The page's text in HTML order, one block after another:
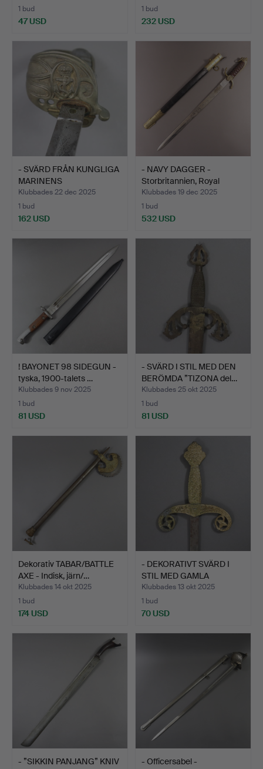
1 bud
47 USD
1 bud
232 USD
- SVÄRD FRÅN KUNGLIGA
MARINENS
BEFÄLHAVARE…
Klubbades 22 dec 2025
1 bud
162 USD
- NAVY DAGGER -
Storbritannien, Royal
Navy…
Klubbades 19 dec 2025
1 bud
532 USD
! BAYONET 98 SIDEGUN -
tyska, 1900-talets …
Klubbades 9 nov 2025
1 bud
81 USD
- SVÄRD I STIL MED DEN
BERÖMDA ”TIZONA del…
Klubbades 25 okt 2025
1 bud
81 USD
Dekorativ TABAR/BATTLE
AXE - Indisk, järn/…
Klubbades 14 okt 2025
1 bud
174 USD
- DEKORATIVT SVÄRD I
STIL MED GAMLA
SPANSK…
Klubbades 13 okt 2025
1 bud
70 USD
- ”SIKKIN PANJANG” KNIV
- Officersabel -